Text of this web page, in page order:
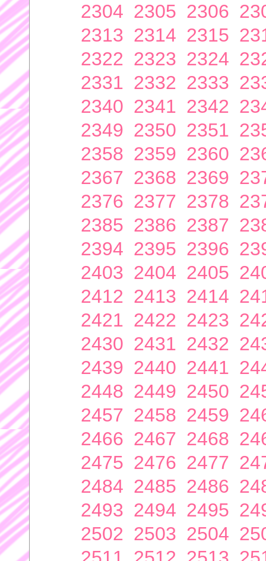
2304 2305 2306
2313 2314 2315
2322 2323 2324
2331 2332 2333
2340 2341 2342
2349 2350 2351
2358 2359 2360
2367 2368 2369
2376 2377 2378
2385 2386 2387
2394 2395 2396
2403 2404 2405
2412 2413 2414
2421 2422 2423
2430 2431 2432
2439 2440 2441
2448 2449 2450
2457 2458 2459
2466 2467 2468
2475 2476 2477
2484 2485 2486
2493 2494 2495
2502 2503 2504